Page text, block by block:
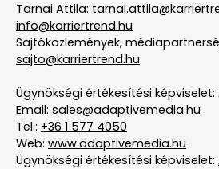
Tarnai Attila:
info@karriertrend.hu
Sajtóközlemények,
sajto@karriertrend.hu
Ügynökségi értékesítési
Email: sales@adaptivemedia.hu
Tel.: +36 1 577 4050
Web: www.adaptivemedia.hu
Ügynökségi értékesítési képviselet: